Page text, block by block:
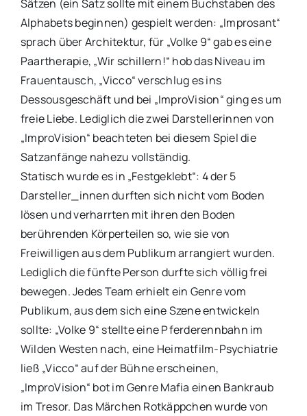
Sätzen (ein Satz sollte mit einem Buchstaben des
Alphabets beginnen) gespielt werden: „Improsant“
sprach über Architektur, für „Volke 9“ gab es eine
Paartherapie, „Wir schillern!“ hob das Niveau im
Frauentausch, „Vicco“ verschlug es ins
Dessousgeschäft und bei „ImproVision“ ging es um
freie Liebe. Lediglich die zwei Darstellerinnen von
„ImproVision“ beachteten bei diesem Spiel die
Satzanfänge nahezu vollständig.
Statisch wurde es in „Festgeklebt“: 4 der 5
Darsteller_innen durften sich nicht vom Boden
lösen und verharrten mit ihren den Boden
berührenden Körperteilen so, wie sie von
Freiwilligen aus dem Publikum arrangiert wurden.
Lediglich die fünfte Person durfte sich völlig frei
bewegen. Jedes Team erhielt ein Genre vom
Publikum, aus dem sich eine Szene entwickeln
sollte: „Volke 9“ stellte eine Pferderennbahn im
Wilden Westen nach, eine Heimatfilm-Psychiatrie
ließ „Vicco“ auf der Bühne erscheinen,
„ImproVision“ bot im Genre Mafia einen Bankraub
im Tresor. Das Märchen Rotkäppchen wurde von